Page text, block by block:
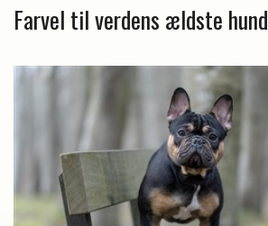
Farvel til verdens ældste hund